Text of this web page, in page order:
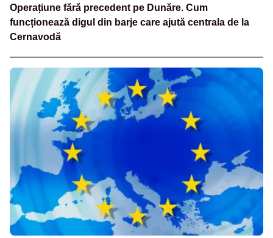
Operațiune fără precedent pe Dunăre. Cum
funcționează digul din barje care ajută centrala de la
Cernavodă